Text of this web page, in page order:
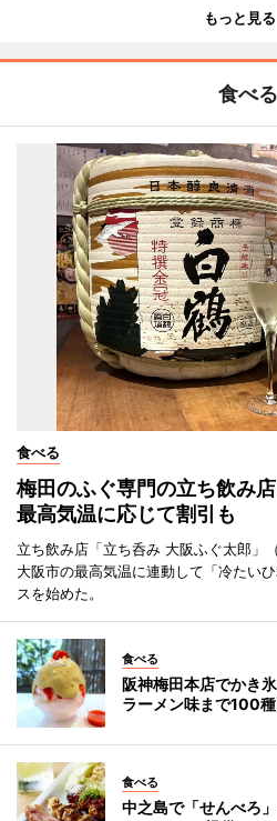
もっと見る
食べる
食べる
梅田のふぐ専門の立ち飲み
最高気温に応じて割引も
立ち飲み店「立ち呑み 大阪ふぐ太郎」
大阪市の最高気温に連動して「冷たい
スを始めた。
食べる
阪神梅田本店でかき
ラーメン味まで100
食べる
中之島で「せんべろ